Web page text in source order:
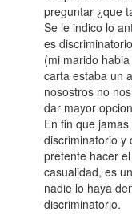
preguntar ¿que
Se le indico lo
es
(mi marido
carta estaba un
nosostros no
dar mayor
En fin que
discriminatorio y
pretente hacer
casualidad, es
nadie lo haya
discriminatorio.